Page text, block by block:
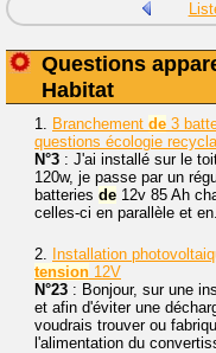
Questions
Habitat
1. Branchement de 3
questions écologie
N°3 : J'ai installé sur le
120w, je passe par un
batteries de 12v 85 Ah
celles-ci en parallèle et
2. Installation
tension 12V
N°23 : Bonjour, sur une
et afin d'éviter une
voudrais trouver ou
l'alimentation du